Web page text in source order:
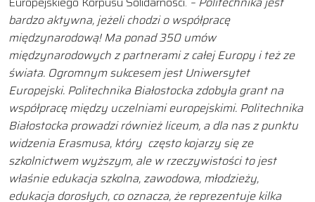
bardzo aktywna, jeżeli chodzi o współpracę
międzynarodową! Ma ponad 350 umów
międzynarodowych z partnerami z całej Europy i też ze
świata. Ogromnym sukcesem jest Uniwersytet
Europejski. Politechnika Białostocka zdobyła grant na
współpracę między uczelniami europejskimi. Politechnika
Białostocka prowadzi również liceum, a dla nas z punktu
widzenia Erasmusa, który często kojarzy się ze
szkolnictwem wyższym, ale w rzeczywistości to jest
właśnie edukacja szkolna, zawodowa, młodzieży,
edukacja dorosłych, co oznacza, że reprezentuje kilka